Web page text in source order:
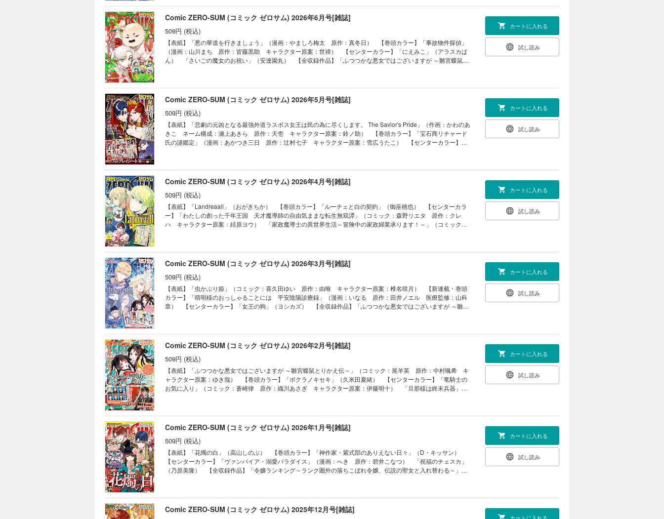
てはいけません」（雪広うたこ） 「Fate/Grand Order -mortalis:stella-」（漫画：白峰 原作：TYPE-MOON）
【番外編】「宝石商リチャード氏の謎鑑定」（漫画：あかつき三日 原作：辻村七子 キャラクター原案：雪広う
たこ） ※「暗号解読士 九條キリヤの事件簿」「神クズ☆アイドル」は都合により休載させていただきます。 ※本
電子書籍の表紙・目次・広告・情報・価格は、紙で発行した当時のものとなります。電子版に付録は含まれており
ません。また、作品のラインナップ・記事等が目次と異なる場合もございます。何卒ご了承ください。
零） 「樹海の魔女」（遊行寺たま） 「ヴァンパイア・溺愛パラダイス」（漫画：へき 原作：碧井こなつ）
「晴明様のおっしゃることには 平安陰陽診療録」（漫画：いなる 原作：田井ノエル 医療監修：山科章）
「事故物件探偵」（漫画：山川まち 原作：皆藤黒助 キャラクター原案：世禕） 「ルーチェと白の契約」（御
巫桃也） 「にえみこ」（アラスカぱん） 「魔法使いの約束 COMIC」（漫画：仲村柴太郎 原作・シナリオ：
都志見文太／coly キャラクターデザイン原案：ダンミル） 「Landreaall」（おがきちか） 「女王の狗」（ヨ
シカズ） 「旦那様は終末兵器」（雨宮由樹＆市原ゆき乃） 「暗号解読士 九條キリヤの事件簿」（コミック：ま
籍の表紙・目次・広告・情報・価格は、紙で発行した当時のものとなります。電子版に付録は含まれておりませ
ん。また、作品のラインナップ・記事等が目次と異なる場合もございます。何卒ご了承ください。
ス女王は民の為に尽くします。 The Savior's Pride」（作画：かわのあきこ ネーム構成：瀬上あきら 原作：天
壱 キャラクター原案：鈴ノ助） 【番外編】「ヴァンパイア・溺愛パラダイス」（漫画：へき 原作：碧井こな
つ） 「家政魔導士の異世界生活～冒険中の家政婦業承ります！～」（コミック：おの秋人 原作：文庫妖 キャ
ラクター原案：なま） 「虫かぶり姫」（コミック：喜久田ゆい 原作：由唯 キャラクター原案：椎名咲月）
「復讐は合法的に」（漫画：和サン 原作：三日市零） 「わたしの創った千年王国 天才魔導師の自由気ままな
転生無双譚」（コミック：森野リエタ 原作：クレハ キャラクター原案：緋原ヨウ） 「悪の華道を行きましょ
う」（漫画：やましろ梅太 原作：真冬日） 「樹海の魔女」（遊行寺たま） 「魔法使いの約束 COMIC」（漫
の血族」（漫画：honomi 原作：夜光花 キャラクター原案：奈良千春） 「晴明様のおっしゃることには 平安
陰陽診療録」（漫画：いなる 原作：田井ノエル 医療監修：山科章） 「女王の狗」（ヨシカズ） 「旦那様は
終末兵器」（雨宮由樹＆市原ゆき乃） 「神クズ☆アイドル」（いそふらぼん肘樹） 「暗号解読士 九條キリヤの
事件簿」（コミック：ましの 原作：桜川ヒロ キャラクター原案：アオジマイコ） 「Landreaall」（おがきち
か） 「Fate/Grand Order -mortalis:stella-」（漫画：白峰 原作：TYPE-MOON） ※「彼に依頼してはいけませ
ん」（雪広うたこ）は都合により休載させていただきます。※本電子書籍の表紙・目次・広告・情報・価格は、紙
Comic ZERO-SUM (コミック ゼロサム) 2026年6月号[雑誌]
509円 (税込)
【表紙】「悪の華道を行きましょう」（漫画：やましろ梅太 原作：真冬日） 【巻頭カラー】「事故物件探偵」
（漫画：山川まち 原作：皆藤黒助 キャラクター原案：世禕） 【センターカラー】「にえみこ」（アラスカぱ
ん） 「さいごの魔女のお祝い」（安達園丸） 【全収録作品】「ふつつかな悪女ではございますが ～雛宮蝶鼠と
きら 原作：天壱 キャラクター原案：鈴ノ助） 「怪異の掃除人・曽根崎慎司の事件ファイル」（漫画：八橋は
ち 原作：長埜恵） 「わたしの創った千年王国 天才魔導師の自由気ままな転生無双譚」（コミック：森野リエ
タ 原作：クレハ キャラクター原案：緋原ヨウ） 「晴明様のおっしゃることには 平安陰陽診療録」（漫画：
いなる 原作：田井ノエル 医療監修：山科章） 「君はいつしか毒になる」（朝賀庵） 【番外編】「令嬢ラン
キング～ランク圏外の落ちこぼれ令嬢、伝説の聖女と入れ替わる～」（漫画：黒コマリ 原作：別府マコト）
「花燭の白」（高山しのぶ） 「宝石商リチャード氏の謎鑑定」（漫画：あかつき三日 原作：辻村七子 キャラ
クター原案：雪広うたこ） 「樹海の魔女」（遊行寺たま） 「女王の狗」（ヨシカズ） 「家政魔導士の異世界
ク：ひだかなみ 原作：山口悟） 「旦那様は終末兵器」（雨宮由樹＆市原ゆき乃） 「ボクラノキセキ」（久米
田夏緒） 「烈火の血族」（漫画：honomi 原作：夜光花 キャラクター原案：奈良千春） 「神作家・紫式部の
ありえない日々」（D・キッサン） 【番外編】「復讐は合法的に」（漫画：和サン 原作：三日市零） 「ヴァ
ンパイア・溺愛パラダイス」（漫画：へき 原作：碧井こなつ） 「暗号解読士 九條キリヤの事件簿」（コミッ
ク：ましの 原作：桜川ヒロ キャラクター原案：アオジマイコ） 「虫かぶり姫」（コミック：喜久田ゆい 原
作：由唯 キャラクター原案：椎名咲月） 「神クズ☆アイドル」（いそふらぼん肘樹） 【最終回】「警視庁魔
mortalis:stella-」は都合により休載させていただきます。※本電子書籍の表紙・目次・広告・情報・価格は、紙で発
行した当時のものとなります。電子版に付録は含まれておりません。また、作品のラインナップ・記事等が目次と
異なる場合もございます。何卒ご了承ください。
カートに入れる
試し読み
Comic ZERO-SUM (コミック ゼロサム) 2026年5月号[雑誌]
509円 (税込)
【表紙】「悲劇の元凶となる最強外道ラスボス女王は民の為に尽くします。 The Savior's Pride」（作画：かわのあ
きこ ネーム構成：瀬上あきら 原作：天壱 キャラクター原案：鈴ノ助） 【巻頭カラー】「宝石商リチャード
氏の謎鑑定」（漫画：あかつき三日 原作：辻村七子 キャラクター原案：雪広うたこ） 【センターカラー】
～雛宮蝶鼠とりかえ伝～」（コミック：尾羊英 原作：中村颯希 キャラクター原案：ゆき哉） 【番外編】「女
王の狗」（ヨシカズ） 「復讐は合法的に」（漫画：和サン 原作：三日市零） 「乙女ゲームの破滅フラグしか
ない悪役令嬢に転生してしまった…」（キャラクター原案・コミック：ひだかなみ 原作：山口悟） 「令嬢ラン
キング～ランク圏外の落ちこぼれ令嬢、伝説の聖女と入れ替わる～」（漫画：黒コマリ 原作：別府マコト）
「神作家・紫式部のありえない日々」（D・キッサン） 「警視庁魔獣対策室 狼刑事と目覚めの賢者」（漫画：ア
ズマミドリ 原作：ヨシビロコウ キャラクター原案：巖本英利） 【読み切り】「錆びない夜より」（蔦屋
藤） 「君はいつしか毒になる」（朝賀庵） 「悪の華道を行きましょう」（漫画：やましろ梅太 原作：真冬
由気ままな転生無双譚」（コミック：森野リエタ 原作：クレハ キャラクター原案：緋原ヨウ） 「家政魔導士
の異世界生活～冒険中の家政婦業承ります！～」（コミック：おの秋人 原作：文庫妖 キャラクター原案：な
ま） 「竜騎士のお気に入り」（コミック：蒼崎律 原作：織川あさぎ キャラクター原案：伊藤明十） 「事故
物件探偵」（漫画：山川まち 原作：皆藤黒助 キャラクター原案：世禕） 「ボクラノキセキ」（久米田夏
緒） 「ヴァンパイア・溺愛パラダイス」（漫画：へき 原作：碧井こなつ） 「泡沫のムジナ」（会田小路ちょ
こぷでぃんぐ） 「ルーチェと白の契約」（御巫桃也） 「さいごの魔女のお祝い」（安達園丸） 【最終回】
姫」（コミック：喜久田ゆい 原作：由唯 キャラクター原案：椎名咲月） 「暗号解読士 九條キリヤの事件簿」
（コミック：ましの 原作：桜川ヒロ キャラクター原案：アオジマイコ） ※本電子書籍の表紙・目次・広告・
情報・価格は、紙で発行した当時のものとなります。電子版に付録は含まれておりません。また、作品のラインナ
ップ・記事等が目次と異なる場合もございます。何卒ご了承ください。
カートに入れる
試し読み
Comic ZERO-SUM (コミック ゼロサム) 2026年4月号[雑誌]
509円 (税込)
【表紙】「Landreaall」（おがきちか） 【巻頭カラー】「ルーチェと白の契約」（御巫桃也） 【センターカラ
ー】「わたしの創った千年王国 天才魔導師の自由気ままな転生無双譚」（コミック：森野リエタ 原作：クレ
ハ キャラクター原案：緋原ヨウ） 「家政魔導士の異世界生活～冒険中の家政婦業承ります！～」（コミック：
民の為に尽くします。 The Savior's Pride」（作画：かわのあきこ ネーム構成：瀬上あきら 原作：天壱 キャラ
クター原案：鈴ノ助） 「ふつつかな悪女ではございますが ～雛宮蝶鼠とりかえ伝～」（コミック：尾羊英 原
作：中村颯希 キャラクター原案：ゆき哉） 「乙女ゲームの破滅フラグしかない悪役令嬢に転生してしまっ
た…」（キャラクター原案・コミック：ひだかなみ 原作：山口悟） 「花燭の白」（高山しのぶ） 「君はいつ
しか毒になる」（朝賀庵） 「神クズ☆アイドル」（いそふらぼん肘樹） 「神作家・紫式部のありえない日々」
（D・キッサン） 「魔法使いの約束 COMIC」（漫画：仲村柴太郎 原作・シナリオ：都志見文太／coly キャラ
クターデザイン原案：ダンミル） 「後宮の巫女は妃にならない」（コミック：あさひまち 原作：貴嶋啓 キャ
春） 「令嬢ランキング～ランク圏外の落ちこぼれ令嬢、伝説の聖女と入れ替わる～」（漫画：黒コマリ 原作：
別府マコト） 「樹海の魔女」（遊行寺たま） 「女王の狗」（ヨシカズ） 「宝石商リチャード氏の謎鑑定」
（漫画：あかつき三日 原作：辻村七子 キャラクター原案：雪広うたこ） 「泡沫のムジナ」（会田小路ちょこ
ぷでぃんぐ） 「警視庁魔獣対策室 狼刑事と目覚めの賢者」（漫画：アズマミドリ 原作：ヨシビロコウ キャラ
クター原案：巖本英利） 「竜騎士のお気に入り」（コミック：蒼崎律 原作：織川あさぎ キャラクター原案：
伊藤明十） 【番外編】「彼に依頼してはいけません」（雪広うたこ） 「Fate/Grand Order -mortalis:stella-」
ください。
カートに入れる
試し読み
Comic ZERO-SUM (コミック ゼロサム) 2026年3月号[雑誌]
509円 (税込)
【表紙】「虫かぶり姫」（コミック：喜久田ゆい 原作：由唯 キャラクター原案：椎名咲月） 【新連載・巻頭
カラー】「晴明様のおっしゃることには 平安陰陽診療録」（漫画：いなる 原作：田井ノエル 医療監修：山科
章） 【センターカラー】「女王の狗」（ヨシカズ） 【全収録作品】「ふつつかな悪女ではございますが ～雛宮
The Savior's Pride」（作画：かわのあきこ ネーム構成：瀬上あきら 原作：天壱 キャラクター原案：鈴ノ
助） 「Landreaall」（おがきちか） 「わたしの創った千年王国 天才魔導師の自由気ままな転生無双譚」（コ
ミック：森野リエタ 原作：クレハ キャラクター原案：緋原ヨウ） 「君はいつしか毒になる」（朝賀庵）
「ボクラノキセキ」（久米田夏緒） 【番外編】「樹海の魔女」（遊行寺たま） 「乙女ゲームの破滅フラグしか
ない悪役令嬢に転生してしまった…」（キャラクター原案・コミック：ひだかなみ 原作：山口悟） 「さいごの
魔女のお祝い」（安達園丸） 「令嬢ランキング～ランク圏外の落ちこぼれ令嬢、伝説の聖女と入れ替わる～」
（漫画：黒コマリ 原作：別府マコト） 「祝福のチェスカ」（乃原美隆） 「復讐は合法的に」（漫画：和サ
政魔導士の異世界生活～冒険中の家政婦業承ります！～」（コミック：おの秋人 原作：文庫妖 キャラクター原
案：なま） 「宝石商リチャード氏の謎鑑定」（漫画：あかつき三日 原作：辻村七子 キャラクター原案：雪広
うたこ） 「ヴァンパイア・溺愛パラダイス」（漫画：へき 原作：碧井こなつ） 「神クズ☆アイドル」（いそ
ふらぼん肘樹） 「事故物件探偵」（漫画：山川まち 原作：皆藤黒助 キャラクター原案：世禕） 「魔法使い
の約束 COMIC」（漫画：仲村柴太郎 原作・シナリオ：都志見文太／coly キャラクターデザイン原案：ダンミ
ル） 「泡沫のムジナ」（会田小路ちょこぷでぃんぐ） 「神作家・紫式部のありえない日々」（D・キッサ
読士 九條キリヤの事件簿」（コミック：ましの 原作：桜川ヒロ キャラクター原案：アオジマイコ） ※本電子
カートに入れる
試し読み
Comic ZERO-SUM (コミック ゼロサム) 2026年2月号[雑誌]
509円 (税込)
【表紙】「ふつつかな悪女ではございますが ～雛宮蝶鼠とりかえ伝～」（コミック：尾羊英 原作：中村颯希 キ
ャラクター原案：ゆき哉） 【巻頭カラー】「ボクラノキセキ」（久米田夏緒） 【センターカラー】「竜騎士の
お気に入り」（コミック：蒼崎律 原作：織川あさぎ キャラクター原案：伊藤明十） 「旦那様は終末兵器」
助） 「乙女ゲームの破滅フラグしかない悪役令嬢に転生してしまった…」（キャラクター原案・コミック：ひだ
かなみ 原作：山口悟） 「君はいつしか毒になる」（朝賀庵） 「ヴァンパイア・溺愛パラダイス」（漫画：へ
き 原作：碧井こなつ） 「復讐は合法的に」（漫画：和サン 原作：三日市零） 「神作家・紫式部のありえな
い日々」（D・キッサン） 「令嬢ランキング～ランク圏外の落ちこぼれ令嬢、伝説の聖女と入れ替わる～」（漫
画：黒コマリ 原作：別府マコト） 「虫かぶり姫」（コミック：喜久田ゆい 原作：由唯 キャラクター原案：
椎名咲月） 「事故物件探偵」（漫画：山川まち 原作：皆藤黒助 キャラクター原案：世禕） 【番外編】「さ
いごの魔女のお祝い」（安達園丸） 「花燭の白」（高山しのぶ） 【番外編】「わたしの創った千年王国 天才
「烈火の血族」（漫画：honomi 原作：夜光花 キャラクター原案：奈良千春） 「女王の狗」（ヨシカズ）
カートに入れる
試し読み
Comic ZERO-SUM (コミック ゼロサム) 2026年1月号[雑誌]
509円 (税込)
【表紙】「花燭の白」（高山しのぶ） 【巻頭カラー】「神作家・紫式部のありえない日々」（D・キッサン）
【センターカラー】「ヴァンパイア・溺愛パラダイス」（漫画：へき 原作：碧井こなつ） 「祝福のチェスカ」
（乃原美隆） 【全収録作品】「令嬢ランキング～ランク圏外の落ちこぼれ令嬢、伝説の聖女と入れ替わる～」
姫」（コミック：喜久田ゆい 原作：由唯 キャラクター原案：椎名咲月） 「乙女ゲームの破滅フラグしかない
悪役令嬢に転生してしまった…」（キャラクター原案・コミック：ひだかなみ 原作：山口悟） 「魔法使いの約
束 COMIC」（漫画：仲村柴太郎 原作・シナリオ：都志見文太／coly キャラクターデザイン原案：ダンミル）
カートに入れる
試し読み
Comic ZERO-SUM (コミック ゼロサム) 2025年12月号[雑誌]